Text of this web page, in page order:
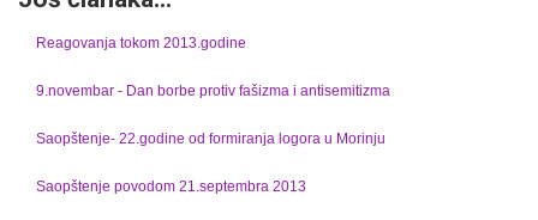
Reagovanja tokom 2013.godine
9.novembar - Dan borbe protiv fašizma i antisemitizma
Saopštenje- 22.godine od formiranja logora u Morinju
Saopštenje povodom 21.septembra 2013